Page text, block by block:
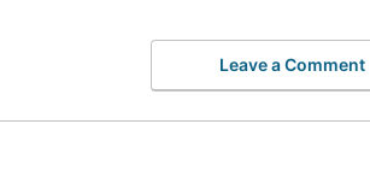
Leave a Comment